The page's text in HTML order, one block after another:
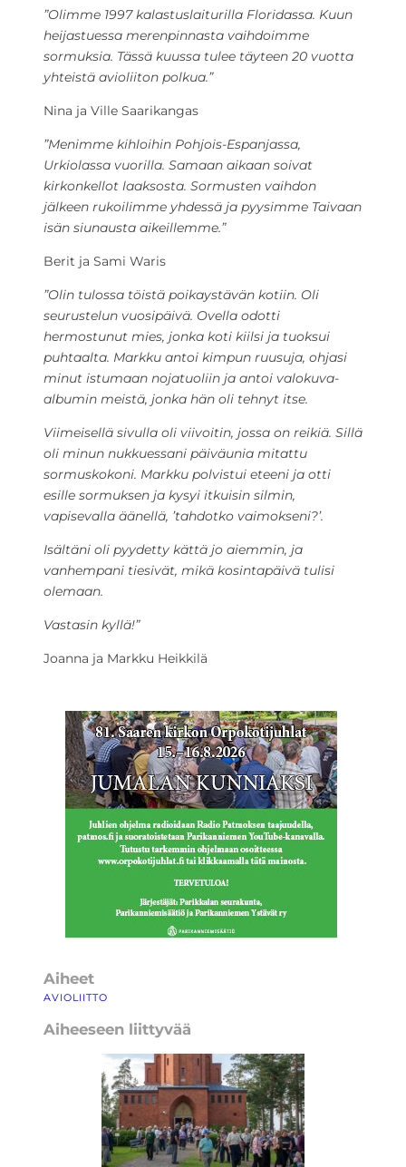
”Olimme 1997 kalastuslaiturilla Floridassa. Kuun
heijastuessa merenpinnasta vaihdoimme
sormuksia. Tässä kuussa tulee täyteen 20 vuotta
yhteistä avioliiton polkua.”
Nina ja Ville Saarikangas
”Menimme kihloihin Pohjois-Espanjassa,
Urkiolassa vuorilla. Samaan aikaan soivat
kirkonkellot laaksosta. Sormusten vaihdon
jälkeen rukoilimme yhdessä ja pyysimme Taivaan
isän siunausta aikeillemme.”
Berit ja Sami Waris
”Olin tulossa töistä poikaystävän kotiin. Oli
seurustelun vuosipäivä. Ovella odotti
hermostunut mies, jonka koti kiilsi ja tuoksui
puhtaalta. Markku antoi kimpun ruusuja, ohjasi
minut istumaan nojatuoliin ja antoi valokuva-
albumin meistä, jonka hän oli tehnyt itse.
Viimeisellä sivulla oli viivoitin, jossa on reikiä. Sillä
oli minun nukkuessani päiväunia mitattu
sormuskokoni. Markku polvistui eteeni ja otti
esille sormuksen ja kysyi itkuisin silmin,
vapisevalla äänellä, ’tahdotko vaimokseni?’.
Isältäni oli pyydetty kättä jo aiemmin, ja
vanhempani tiesivät, mikä kosintapäivä tulisi
olemaan.
Vastasin kyllä!”
Joanna ja Markku Heikkilä
Aiheet
AVIOLIITTO
Aiheeseen liittyvää